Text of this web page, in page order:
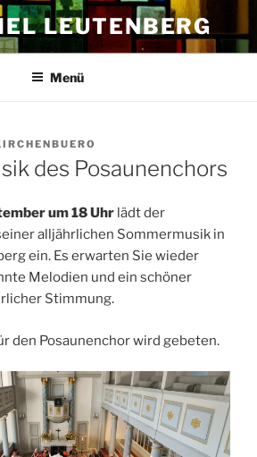
LEUTENBERG
Menü
des Posaunenchors
um 18 Uhr lädt der
alljährlichen Sommermusik in
ein. Es erwarten Sie wieder
Melodien und ein schöner
Stimmung.
den Posaunenchor wird gebeten.